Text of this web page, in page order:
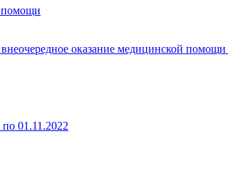
помощи
оказание медицинской
01.11.2022